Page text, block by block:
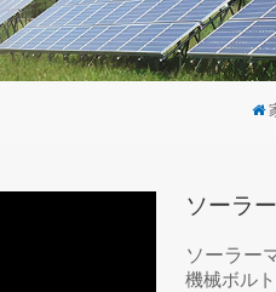
ソーラ
ソーラー
機械ボル